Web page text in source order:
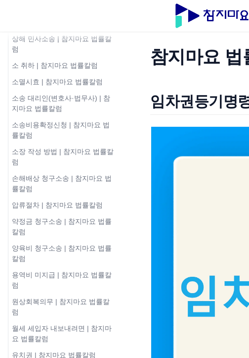
상해 민사소송 | 참지마요 법률칼
럼
소 취하 | 참지마요 법률칼럼
소멸시효 | 참지마요 법률칼럼
소송 대리인(변호사·법무사) | 참
지마요 법률칼럼
소송비용확정신청 | 참지마요 법
률칼럼
소장 작성 방법 | 참지마요 법률칼
럼
손해배상 청구소송 | 참지마요 법
률칼럼
압류절차 | 참지마요 법률칼럼
약정금 청구소송 | 참지마요 법률
칼럼
양육비 청구소송 | 참지마요 법률
칼럼
용역비 미지급 | 참지마요 법률칼
럼
원상회복의무 | 참지마요 법률칼
럼
월세 세입자 내보내려면 | 참지마
요 법률칼럼
유치권 | 참지마요 법률칼럼
참지마요 법
임차권등기명